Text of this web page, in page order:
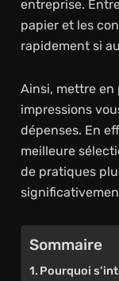
entreprise.
papier et les
rapidement si
Ainsi, mettre
impressions
dépenses. En
meilleure
de pratiques
Sommaire
Pourquoi